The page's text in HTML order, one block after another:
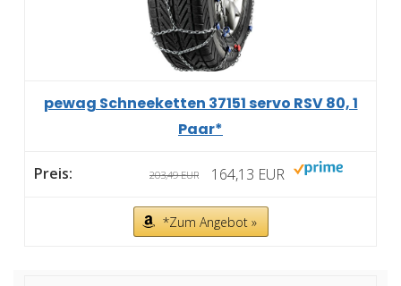
pewag Schneeketten 37151 servo RSV 80, 1
Paar*
203,49 EUR 164,13 EUR
*Zum Angebot »